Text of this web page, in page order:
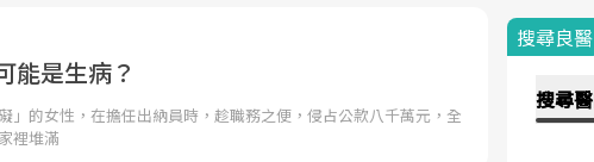
能是生病？
」的女性，在擔任出納員時，趁職務之便，侵占公款八千萬元，全
裡堆滿
搜尋良醫
搜尋